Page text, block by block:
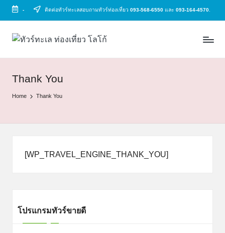
Skip
- ติดต่อทัวร์ทะเลสอบถามทัวร์ท่องเที่ยว093-568-6550 และ093-164-4570
ทั
ว
ร์
ท
เ
ทัวร์
ถูก
|
ทะเล
Thank You
Home Thank You
[WP_TRAVEL_ENGINE_THANK_YOU]
โปรแกรมทัวร์ขายดี